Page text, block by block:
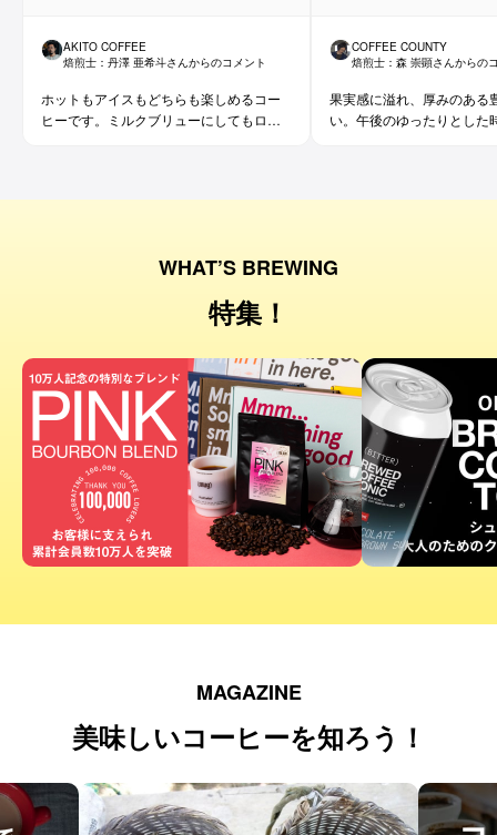
AKITO COFFEE
焙煎士： 丹澤 亜希斗さんからのコメント
ホットもアイスもどちらも楽しめるコー
ヒーです。ミルクブリューにしてもロイ
COFFEE COUNTY
焙煎士： 森 崇顕さんからの
果実感に溢れ、厚みのある
い。午後のゆったりとした
WHAT’S BREWING
特集！
MAGAZINE
美味しいコーヒーを知ろう！